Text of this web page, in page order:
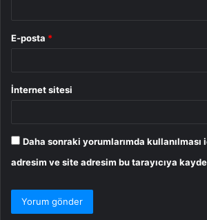
E-posta *
İnternet sitesi
Daha sonraki yorumlarımda kullanılması
adresim ve site adresim bu tarayıcıya